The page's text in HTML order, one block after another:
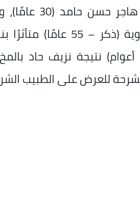
وضمت قائمة أسماء
إبراهيم (48 عامًا)، شخص مجهول
بالجمجمة، وطفلة مجهولة الهوية (5 أعوام)